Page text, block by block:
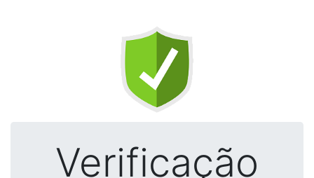
Verificação